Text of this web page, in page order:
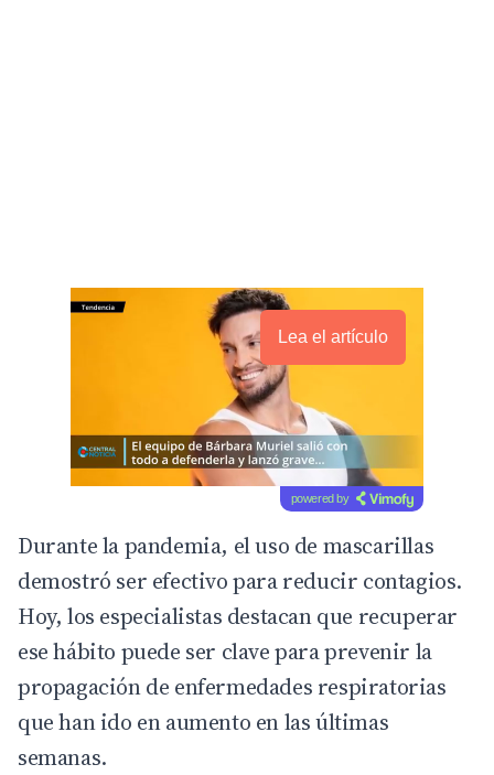
Lea el artículo
powered by
Durante la pandemia, el uso de mascarillas
demostró ser efectivo para reducir contagios.
Hoy, los especialistas destacan que recuperar
ese hábito puede ser clave para prevenir la
propagación de enfermedades respiratorias
que han ido en aumento en las últimas
semanas.